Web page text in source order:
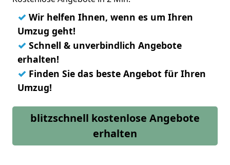
✓ Wir helfen Ihnen, wenn es um Ihren
Umzug geht!
✓ Schnell & unverbindlich Angebote
erhalten!
✓ Finden Sie das beste Angebot für Ihren
Umzug!
blitzschnell kostenlose Angebote
erhalten